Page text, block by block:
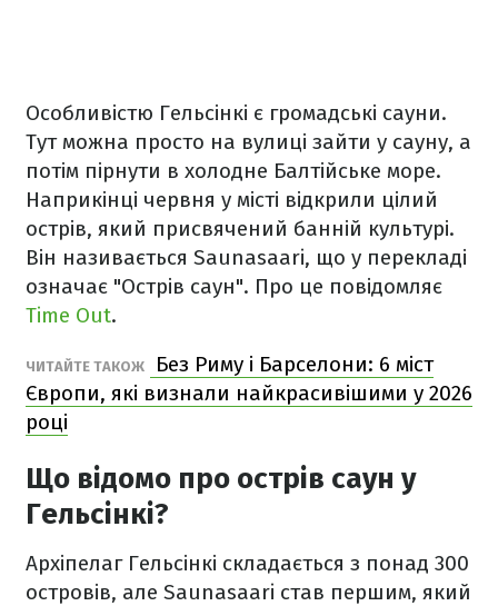
Особливістю Гельсінкі є громадські сауни.
Тут можна просто на вулиці зайти у сауну, а
потім пірнути в холодне Балтійське море.
Наприкінці червня у місті відкрили цілий
острів, який присвячений банній культурі.
Він називається Saunasaari, що у перекладі
означає "Острів саун". Про це повідомляє
Time Out.
ЧИТАЙТЕ ТАКОЖ
Без Риму і Барселони: 6 міст
Європи, які визнали найкрасивішими у 2026
році
Що відомо про острів саун у
Гельсінкі?
Архіпелаг Гельсінкі складається з понад 300
островів, але Saunasaari став першим, який